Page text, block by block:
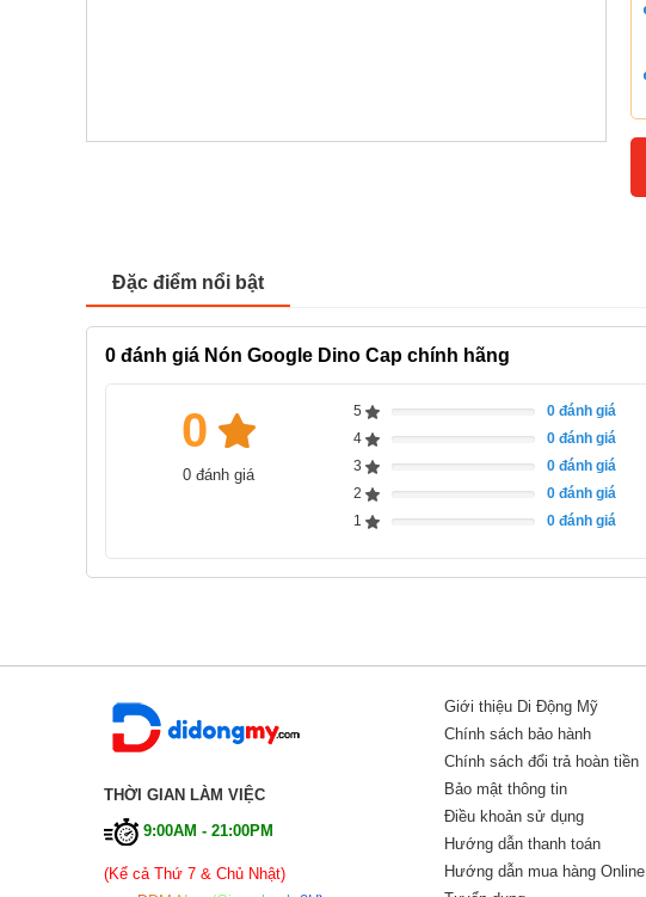
Đặc điểm nổi bật
0 đánh giá Nón Google Dino Cap chính hãng
0
0 đánh giá
5 0đánh giá
4
0đánh giá
3
0đánh giá
2
0đánh giá
1
0đánh giá
THỜI GIAN LÀM VIỆC
9:00AM - 21:00PM
(Kể cả Thứ 7 & Chủ Nhật)
Giới thiệu Di Động Mỹ
Chính sách bảo hành
Chính sách đổi trả hoàn tiền
Bảo mật thông tin
Điều khoản sử dụng
Hướng dẫn thanh toán
Hướng dẫn mua hàng Online